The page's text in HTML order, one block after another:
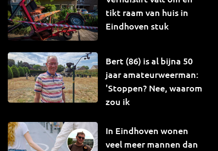
tikt raam van huis in
Eindhoven stuk
Bert (86) is al bijna 50
jaar amateurweerman:
'Stoppen? Nee, waarom
zou ik
In Eindhoven wonen
veel meer mannen dan